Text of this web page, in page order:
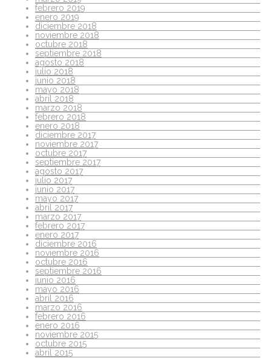
febrero 2019
enero 2019
diciembre 2018
noviembre 2018
octubre 2018
septiembre 2018
agosto 2018
julio 2018
junio 2018
mayo 2018
abril 2018
marzo 2018
febrero 2018
enero 2018
diciembre 2017
noviembre 2017
octubre 2017
septiembre 2017
agosto 2017
julio 2017
junio 2017
mayo 2017
abril 2017
marzo 2017
febrero 2017
enero 2017
diciembre 2016
noviembre 2016
octubre 2016
septiembre 2016
junio 2016
mayo 2016
abril 2016
marzo 2016
febrero 2016
enero 2016
noviembre 2015
octubre 2015
abril 2015